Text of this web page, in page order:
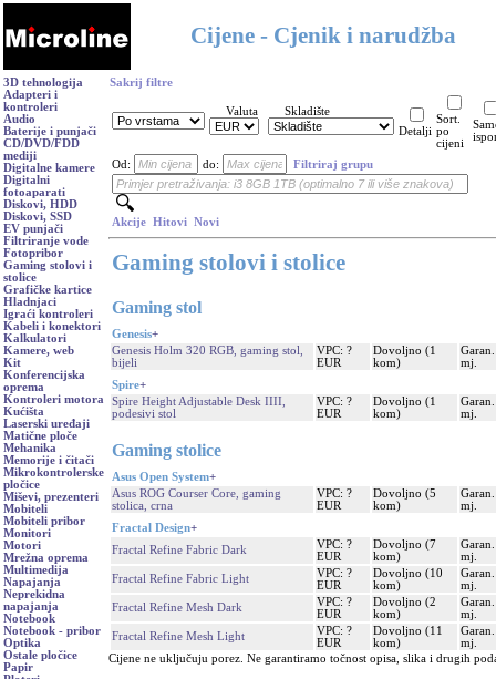
Cijene - Cjenik i narudžba
3D tehnologija
Adapteri i
kontroleri
Audio
Baterije i punjači
CD/DVD/FDD
mediji
Digitalne kamere
Digitalni
fotoaparati
Diskovi, HDD
Diskovi, SSD
EV punjači
Filtriranje vode
Fotopribor
Gaming stolovi i
stolice
Grafičke kartice
Hladnjaci
Igraći kontroleri
Kabeli i konektori
Kalkulatori
Kamere, web
Kit
Konferencijska
oprema
Kontroleri motora
Kućišta
Laserski uređaji
Matične ploče
Mehanika
Memorije i čitači
Mikrokontrolerske
pločice
Miševi, prezenteri
Mobiteli
Mobiteli pribor
Monitori
Motori
Mrežna oprema
Multimedija
Napajanja
Neprekidna
napajanja
Notebook
Notebook - pribor
Optika
Ostale pločice
Papir
Sakrij filtre
Valuta
Skladište
Detalji
Sort.
po
cijeni
Od: do: Filtriraj grupu
Akcije Hitovi Novi
Gaming stolovi i stolice
Gaming stol
Genesis+
Genesis Holm 320 RGB, gaming stol,
bijeli
VPC: ?
EUR
Dovoljno (1
kom)
mj.
Spire+
Spire Height Adjustable Desk IIII,
podesivi stol
VPC: ?
EUR
Dovoljno (1
kom)
mj.
Gaming stolice
Asus Open System+
Asus ROG Courser Core, gaming
stolica, crna
VPC: ?
EUR
Dovoljno (5
kom)
mj.
Fractal Design+
Fractal Refine Fabric Dark
VPC: ?
EUR
Dovoljno (7
kom)
mj.
Fractal Refine Fabric Light
VPC: ?
EUR
Dovoljno (10
kom)
mj.
Fractal Refine Mesh Dark
VPC: ?
EUR
Dovoljno (2
kom)
mj.
Fractal Refine Mesh Light
VPC: ?
EUR
Dovoljno (11
kom)
mj.
Cijene ne uključuju porez. Ne garantiramo točnost opisa, slika i drugih